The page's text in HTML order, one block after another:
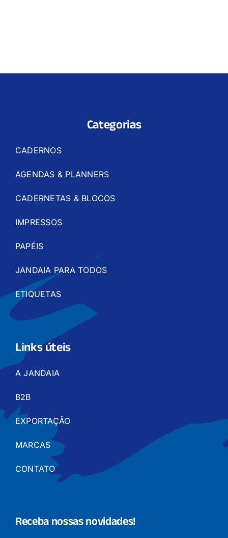
Categorias
CADERNOS
AGENDAS & PLANNERS
CADERNETAS & BLOCOS
IMPRESSOS
PAPÉIS
JANDAIA PARA TODOS
ETIQUETAS
Links úteis
A JANDAIA
B2B
EXPORTAÇÃO
MARCAS
CONTATO
Receba nossas novidades!